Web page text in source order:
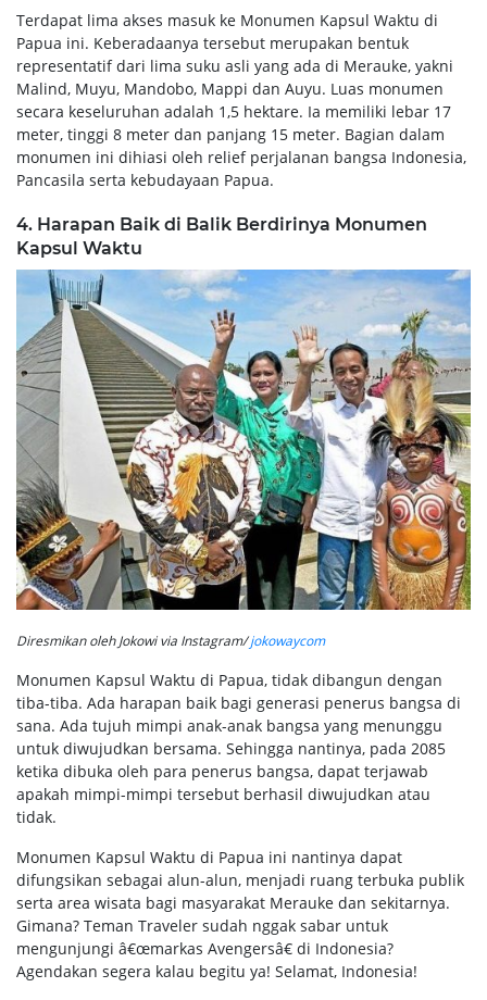
Terdapat lima akses masuk ke Monumen Kapsul Waktu di
Papua ini. Keberadaanya tersebut merupakan bentuk
representatif dari lima suku asli yang ada di Merauke, yakni
Malind, Muyu, Mandobo, Mappi dan Auyu. Luas monumen
secara keseluruhan adalah 1,5 hektare. Ia memiliki lebar 17
meter, tinggi 8 meter dan panjang 15 meter. Bagian dalam
monumen ini dihiasi oleh relief perjalanan bangsa Indonesia,
Pancasila serta kebudayaan Papua.
4. Harapan Baik di Balik Berdirinya Monumen
Kapsul Waktu
Diresmikan oleh Jokowi via Instagram/jokowaycom
Monumen Kapsul Waktu di Papua, tidak dibangun dengan
tiba-tiba. Ada harapan baik bagi generasi penerus bangsa di
sana. Ada tujuh mimpi anak-anak bangsa yang menunggu
untuk diwujudkan bersama. Sehingga nantinya, pada 2085
ketika dibuka oleh para penerus bangsa, dapat terjawab
apakah mimpi-mimpi tersebut berhasil diwujudkan atau
tidak.
Monumen Kapsul Waktu di Papua ini nantinya dapat
difungsikan sebagai alun-alun, menjadi ruang terbuka publik
serta area wisata bagi masyarakat Merauke dan sekitarnya.
Gimana? Teman Traveler sudah nggak sabar untuk
mengunjungi â€œmarkas Avengersâ€ di Indonesia?
Agendakan segera kalau begitu ya! Selamat, Indonesia!